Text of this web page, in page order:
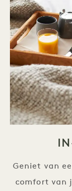
Geniet van
comfort van